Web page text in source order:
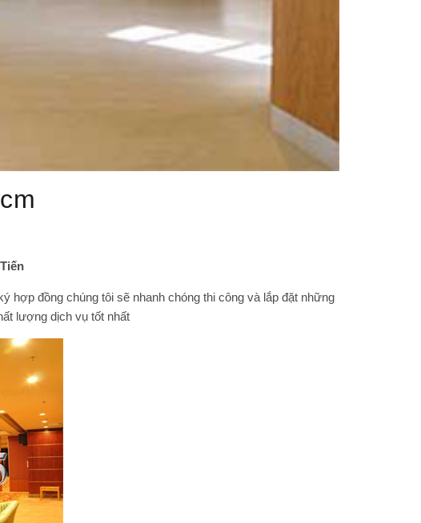
hợp đồng chúng tôi sẽ nhanh chóng thi công và lắp đặt những
lượng dịch vụ tốt nhất